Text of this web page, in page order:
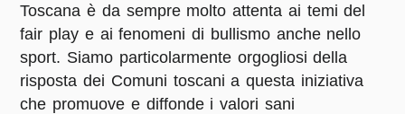
Toscana è da sempre molto attenta ai temi del
fair play e ai fenomeni di bullismo anche nello
sport. Siamo particolarmente orgogliosi della
risposta dei Comuni toscani a questa iniziativa
che promuove e diffonde i valori sani